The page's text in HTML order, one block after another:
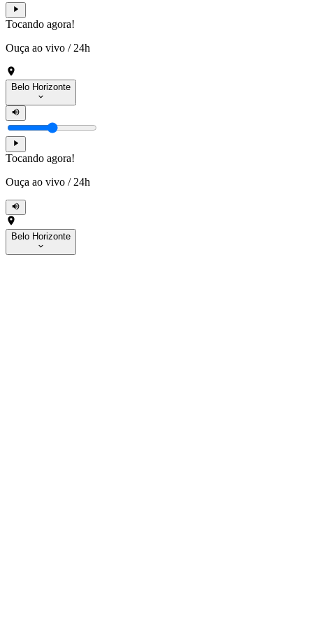
Tocando agora!
Ouça ao vivo / 24h
Belo Horizonte
Tocando agora!
Ouça ao vivo / 24h
Belo Horizonte